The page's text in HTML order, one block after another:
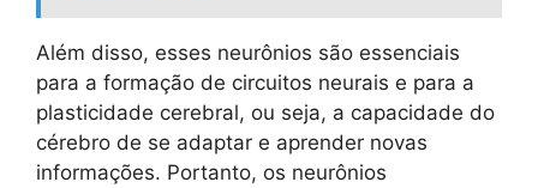
Além disso, esses neurônios são essenciais
para a formação de circuitos neurais e para a
plasticidade cerebral, ou seja, a capacidade do
cérebro de se adaptar e aprender novas
informações. Portanto, os neurônios